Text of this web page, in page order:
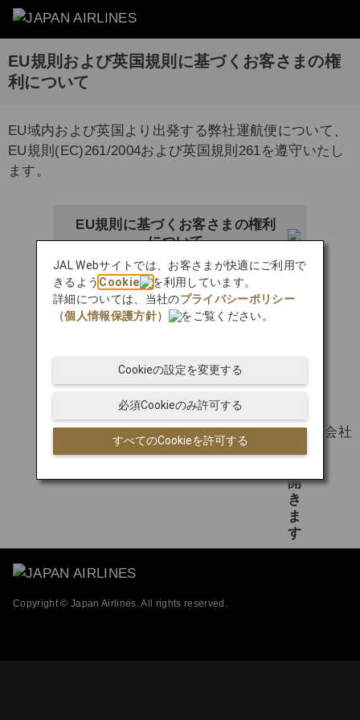
EU規則および英国規則に基づくお客さまの権
利について
EU域内および英国より出発する弊社運航便について、
EU規則(EC)261/2004および英国規則261を遵守いたし
ます。
EU規則に基づくお客さまの権利
について
英国規則に基づくお客さまの権利
について
日本航空株式会社
Copyright © Japan Airlines. All rights reserved.
JAL Webサイトでは、お客さまが快適にご利用で
きるよう Cookie
を利用しています。
詳細については、当社のプライバシーポリシー
（個人情報保護方針）
をご覧ください。
すべてのCookieを許可する
必須Cookieのみ許可する
Cookieの設定を変更する